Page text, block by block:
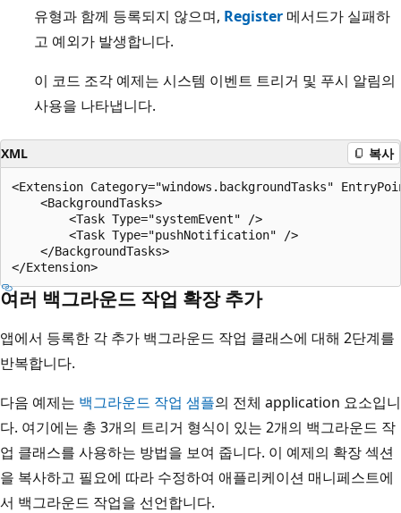
유형과 함께 등록되지 않으며, Register 메서드가 실패하
고 예외가 발생합니다.
이 코드 조각 예제는 시스템 이벤트 트리거 및 푸시 알림의
사용을 나타냅니다.
XML 복사
<Extension Category="windows.backgroundTasks"
    <BackgroundTasks>
        <Task Type="systemEvent" />
        <Task Type="pushNotification" />
    </BackgroundTasks>
여러 백그라운드 작업 확장 추가
앱에서 등록한 각 추가 백그라운드 작업 클래스에 대해 2단계를
반복합니다.
다음 예제는 백그라운드 작업 샘플의 전체 application 요소입니
다. 여기에는 총 3개의 트리거 형식이 있는 2개의 백그라운드 작
업 클래스를 사용하는 방법을 보여 줍니다. 이 예제의 확장 섹션
을 복사하고 필요에 따라 수정하여 애플리케이션 매니페스트에
서 백그라운드 작업을 선언합니다.